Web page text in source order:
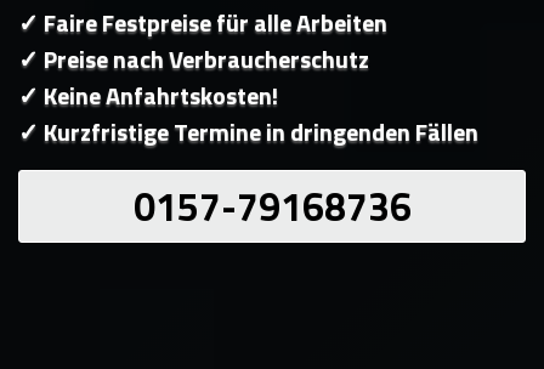
✓ Faire Festpreise für alle Arbeiten
✓ Preise nach Verbraucherschutz
✓ Keine Anfahrtskosten!
✓ Kurzfristige Termine in dringenden Fällen
0157-79168736